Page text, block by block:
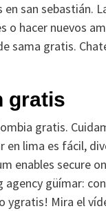
san sebastián.
hacer nuevos
sama gratis.
gratis
gratis.
en lima es fácil,
enables secure
güímar:
Mira el